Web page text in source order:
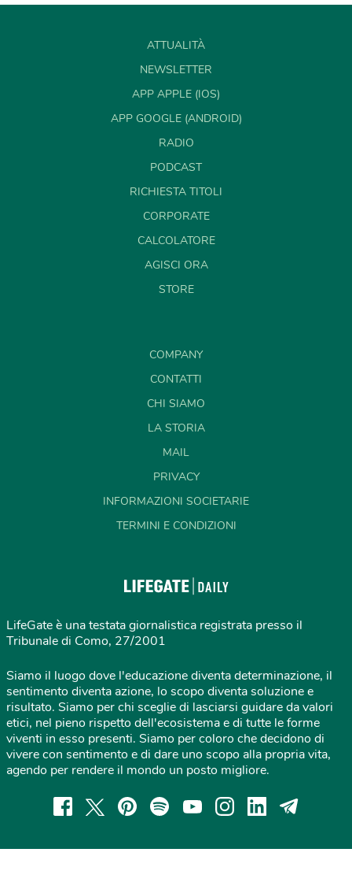
ATTUALITÀ
NEWSLETTER
APP APPLE (IOS)
APP GOOGLE (ANDROID)
RADIO
PODCAST
RICHIESTA TITOLI
CORPORATE
CALCOLATORE
AGISCI ORA
STORE
COMPANY
CONTATTI
CHI SIAMO
LA STORIA
MAIL
PRIVACY
INFORMAZIONI SOCIETARIE
TERMINI E CONDIZIONI
LifeGate è una testata giornalistica registrata presso il
Tribunale di Como, 27/2001
Siamo il luogo dove l'educazione diventa determinazione, il
sentimento diventa azione, lo scopo diventa soluzione e
risultato. Siamo per chi sceglie di lasciarsi guidare da valori
etici, nel pieno rispetto dell'ecosistema e di tutte le forme
viventi in esso presenti. Siamo per coloro che decidono di
vivere con sentimento e di dare uno scopo alla propria vita,
agendo per rendere il mondo un posto migliore.